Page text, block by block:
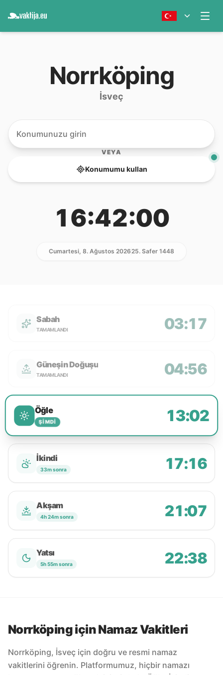
Norrköping
İsveç
VEYA
Konumumu kullan
16:42:00
Cumartesi, 8. Ağustos 202625. Safer 1448
Sabah
TAMAMLANDI 03:17
Güneşin Doğuşu
TAMAMLANDI 04:56
Öğle
ŞIMDI 13:02
İkindi
33m sonra 17:16
Akşam
4h 24m sonra 21:07
Yatsı
5h 55m sonra 22:38
Norrköping için Namaz Vakitleri
Norrköping, İsveç için doğru ve resmi namaz
vakitlerini öğrenin. Platformumuz, hiçbir namazı